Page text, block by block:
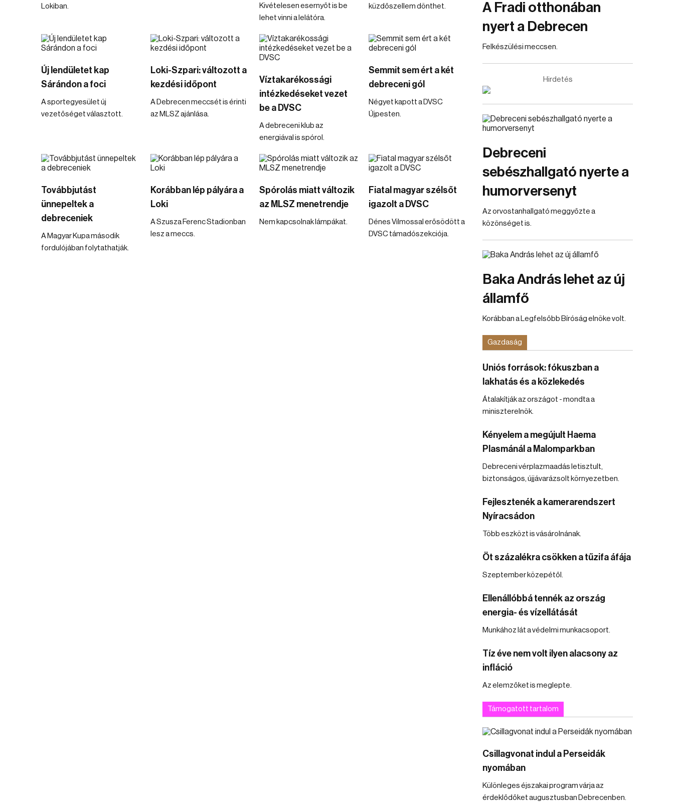
Lokiban.
Kivételesen esernyőt is be
lehet vinni a lelátóra.
küzdőszellem dönthet.
Új lendületet kap
Sárándon a foci
A sportegyesület új
vezetőséget választott.
Loki-Szpari: változott a
kezdési időpont
A Debrecen meccsét is érinti
az MLSZ ajánlása.
Víztakarékossági
intézkedéseket vezet
be a DVSC
A debreceni klub az
energiával is spórol.
Semmit sem ért a két
debreceni gól
Négyet kapott a DVSC
Újpesten.
Továbbjutást
ünnepeltek a
debreceniek
A Magyar Kupa második
fordulójában folytathatják.
Korábban lép pályára a
Loki
A Szusza Ferenc Stadionban
lesz a meccs.
Spórolás miatt változik
az MLSZ menetrendje
Nem kapcsolnak lámpákat.
Fiatal magyar szélsőt
igazolt a DVSC
Dénes Vilmossal erősödött a
DVSC támadószekciója.
A Fradi otthonában
nyert a Debrecen
Felkészülési meccsen.
Hirdetés
Debreceni
sebészhallgató nyerte a
humorversenyt
Az orvostanhallgató meggyőzte a
közönséget is.
Baka András lehet az új
államfő
Korábban a Legfelsőbb Bíróság elnöke volt.
Gazdaság
Uniós források: fókuszban a
lakhatás és a közlekedés
Átalakítják az országot - mondta a
miniszterelnök.
Kényelem a megújult Haema
Plasmánál a Malomparkban
Debreceni vérplazmaadás letisztult,
biztonságos, újjávarázsolt környezetben.
Fejlesztenék a kamerarendszert
Nyíracsádon
Több eszközt is vásárolnának.
Öt százalékra csökken a tűzifa áfája
Szeptember közepétől.
Ellenállóbbá tennék az ország
energia- és vízellátását
Munkához lát a védelmi munkacsoport.
Tíz éve nem volt ilyen alacsony az
infláció
Az elemzőket is meglepte.
Támogatott tartalom
Csillagvonat indul a Perseidák
nyomában
Különleges éjszakai program várja az
érdeklődőket augusztusban Debrecenben.